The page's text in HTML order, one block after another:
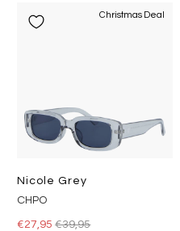
Christmas Deal
Nicole Grey
CHPO
€27,95€39,95